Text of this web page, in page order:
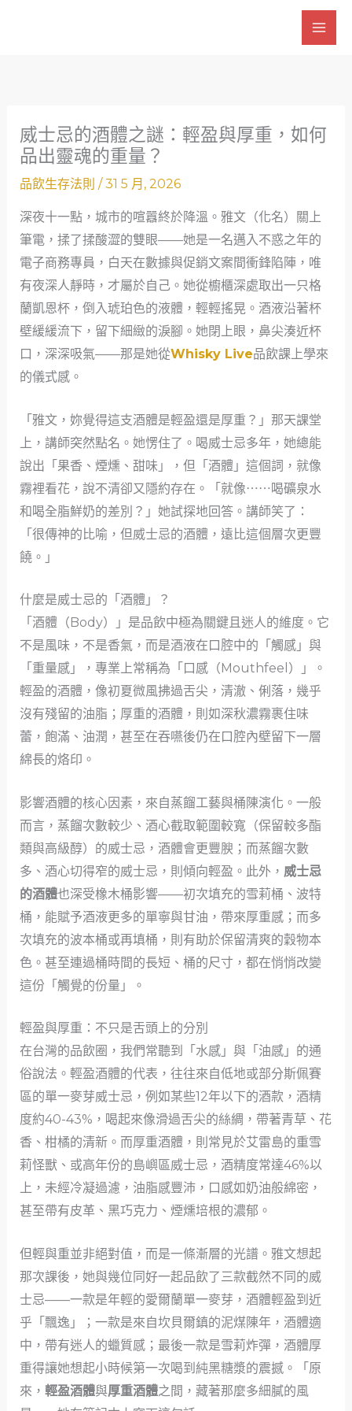
威士忌的酒體之謎：輕盈與厚重，如何
品出靈魂的重量？
品飲生存法則 /31 5 月, 2026
深夜十一點，城市的喧囂終於降溫。雅文（化名）關上
筆電，揉了揉酸澀的雙眼——她是一名邁入不惑之年的
電子商務專員，白天在數據與促銷文案間衝鋒陷陣，唯
有夜深人靜時，才屬於自己。她從櫥櫃深處取出一只格
蘭凱恩杯，倒入琥珀色的液體，輕輕搖晃。酒液沿著杯
壁緩緩流下，留下細緻的淚腳。她閉上眼，鼻尖湊近杯
口，深深吸氣——那是她從Whisky Live品飲課上學來
的儀式感。
「雅文，妳覺得這支酒體是輕盈還是厚重？」那天課堂
上，講師突然點名。她愣住了。喝威士忌多年，她總能
說出「果香、煙燻、甜味」，但「酒體」這個詞，就像
霧裡看花，說不清卻又隱約存在。「就像⋯⋯喝礦泉水
和喝全脂鮮奶的差別？」她試探地回答。講師笑了：
「很傳神的比喻，但威士忌的酒體，遠比這個層次更豐
饒。」
什麼是威士忌的「酒體」？
「酒體（Body）」是品飲中極為關鍵且迷人的維度。它
不是風味，不是香氣，而是酒液在口腔中的「觸感」與
「重量感」，專業上常稱為「口感（Mouthfeel）」。
輕盈的酒體，像初夏微風拂過舌尖，清澈、俐落，幾乎
沒有殘留的油脂；厚重的酒體，則如深秋濃霧裹住味
蕾，飽滿、油潤，甚至在吞嚥後仍在口腔內壁留下一層
綿長的烙印。
影響酒體的核心因素，來自蒸餾工藝與桶陳演化。一般
而言，蒸餾次數較少、酒心截取範圍較寬（保留較多酯
類與高級醇）的威士忌，酒體會更豐腴；而蒸餾次數
多、酒心切得窄的威士忌，則傾向輕盈。此外， 威士忌
的酒體也深受橡木桶影響——初次填充的雪莉桶、波特
桶，能賦予酒液更多的單寧與甘油，帶來厚重感；而多
次填充的波本桶或再填桶，則有助於保留清爽的穀物本
色。甚至連過桶時間的長短、桶的尺寸，都在悄悄改變
這份「觸覺的份量」。
輕盈與厚重：不只是舌頭上的分別
在台灣的品飲圈，我們常聽到「水感」與「油感」的通
俗說法。輕盈酒體的代表，往往來自低地或部分斯佩賽
區的單一麥芽威士忌，例如某些12年以下的酒款，酒精
度約40-43%，喝起來像滑過舌尖的絲綢，帶著青草、花
香、柑橘的清新。而厚重酒體，則常見於艾雷島的重雪
莉怪獸、或高年份的島嶼區威士忌，酒精度常達46%以
上，未經冷凝過濾，油脂感豐沛，口感如奶油般綿密，
甚至帶有皮革、黑巧克力、煙燻培根的濃郁。
但輕與重並非絕對值，而是一條漸層的光譜。雅文想起
那次課後，她與幾位同好一起品飲了三款截然不同的威
士忌——一款是年輕的愛爾蘭單一麥芽，酒體輕盈到近
乎「飄逸」；一款是來自坎貝爾鎮的泥煤陳年，酒體適
中，帶有迷人的蠟質感；最後一款是雪莉炸彈，酒體厚
重得讓她想起小時候第一次喝到純黑糖漿的震撼。「原
來， 輕盈酒體與厚重酒體之間，藏著那麼多細膩的風